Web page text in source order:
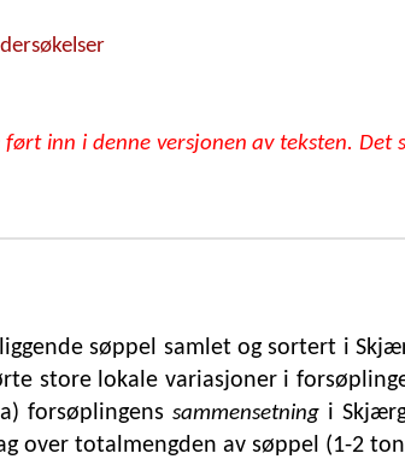
ført inn i denne versjonen av teksten.
søppel samlet og sortert i
store lokale variasjoner i
forsøplingenssammensetning i
over totalmengden av søppel (1-2